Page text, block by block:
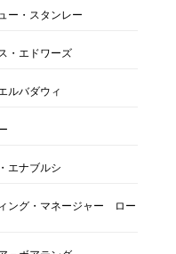
ー・スタンレー
・エドワーズ
ルバダウィ
エナブルシ
ング・マネージャー ロー